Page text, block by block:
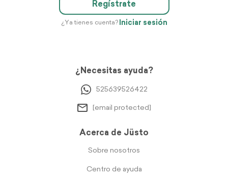
Regístrate
¿Ya tienes cuenta? Iniciar sesión
¿Necesitas ayuda?
525639526422
[email protected]
Acerca de Jüsto
Sobre nosotros
Centro de ayuda